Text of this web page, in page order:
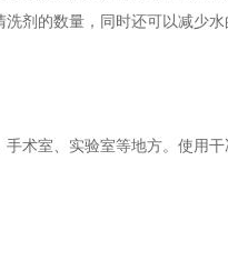
剂的数量，同时还可以减少水
术室、实验室等地方。使用